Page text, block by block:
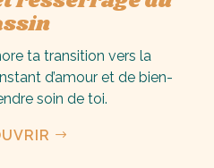
ta transition vers la
d’amour et de bien-
soin de toi.